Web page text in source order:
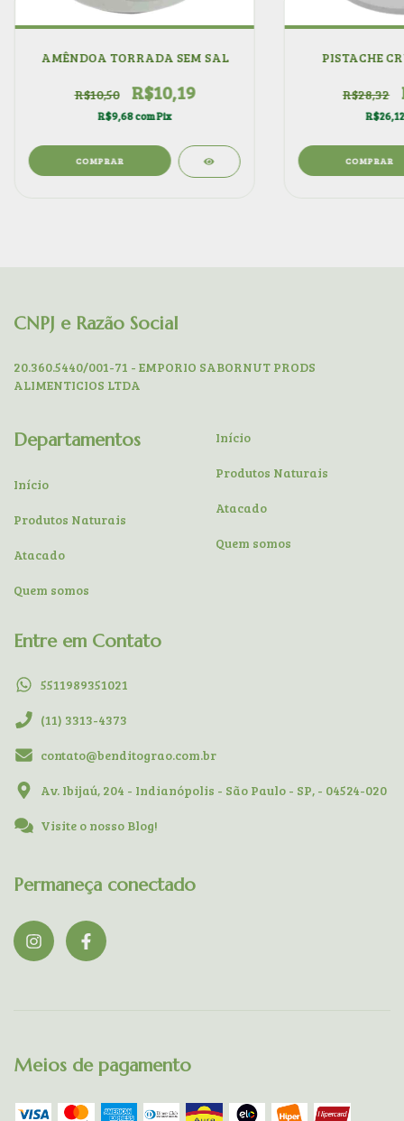
AMÊNDOA TORRADA SEM SAL
R$10,50 R$10,19
R$9,68comPix
COMPRAR
PISTACHE
R$28,32
COMPRAR
CNPJ e Razão Social
20.360.5440/001-71 - EMPORIO SABORNUT PRODS
ALIMENTICIOS LTDA
Departamentos
Início
Produtos Naturais
Atacado
Quem somos
Início
Produtos Naturais
Atacado
Quem somos
Entre em Contato
5511989351021
(11) 3313-4373
contato@benditograo.com.br
Av. Ibijaú, 204 - Indianópolis - São Paulo - SP, - 04524-020
Visite o nosso Blog!
Permaneça conectado
Meios de pagamento